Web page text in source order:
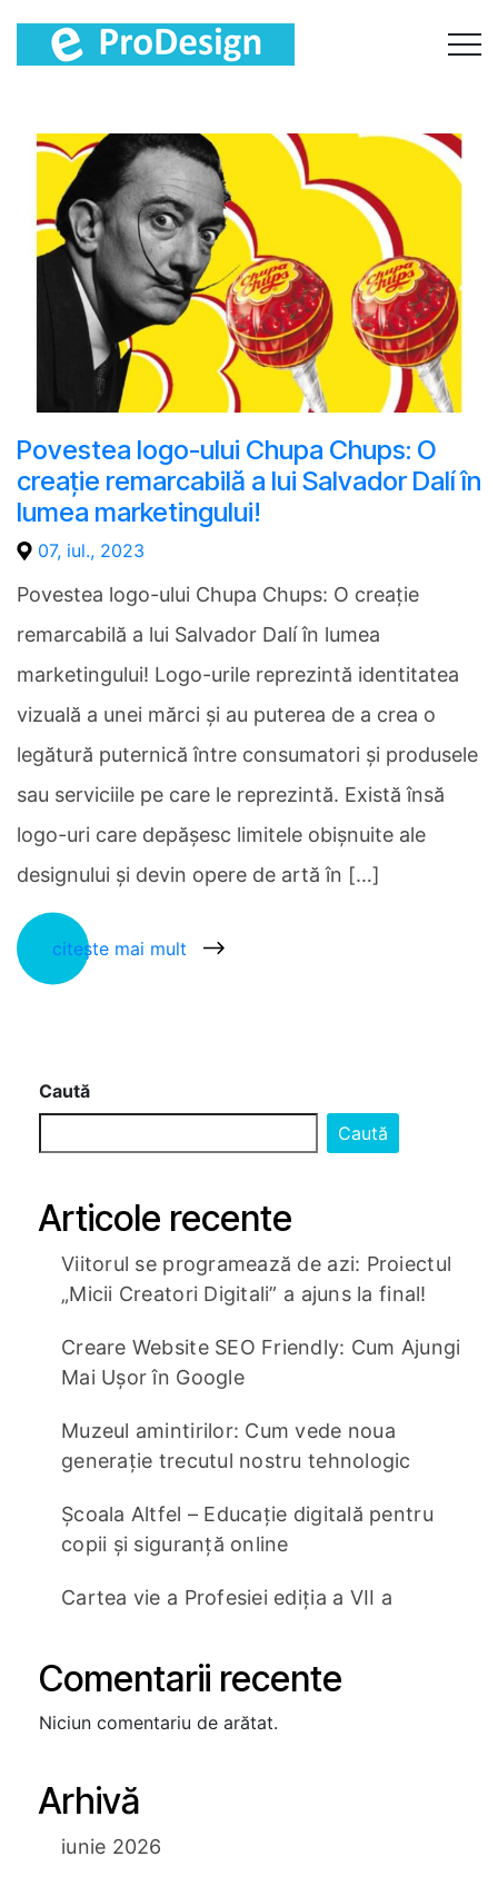
Povestea logo-ului Chupa Chups: O
creație remarcabilă a lui Salvador Dalí în
lumea marketingului!
07, iul., 2023
Povestea logo-ului Chupa Chups: O creație
remarcabilă a lui Salvador Dalí în lumea
marketingului! Logo-urile reprezintă identitatea
vizuală a unei mărci și au puterea de a crea o
legătură puternică între consumatori și produsele
sau serviciile pe care le reprezintă. Există însă
logo-uri care depășesc limitele obișnuite ale
designului și devin opere de artă în […]
citește mai mult
Caută
Caută
Articole recente
Viitorul se programează de azi: Proiectul
„Micii Creatori Digitali” a ajuns la final!
Creare Website SEO Friendly: Cum Ajungi
Mai Ușor în Google
Muzeul amintirilor: Cum vede noua
generație trecutul nostru tehnologic
Școala Altfel – Educație digitală pentru
copii și siguranță online
Cartea vie a Profesiei ediția a VII a
Comentarii recente
Niciun comentariu de arătat.
Arhivă
iunie 2026